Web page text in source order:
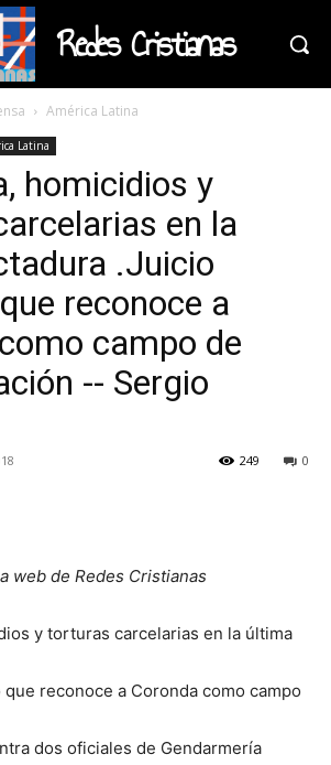
Redes Cristianas
América Latina
Latina
homicidios y
en la
.Juicio
reconoce a
campo de
-- Sergio
0
249
web de Redes Cristianas
y torturas carcelarias en la última
reconoce a Coronda como campo
dos oficiales de Gendarmería